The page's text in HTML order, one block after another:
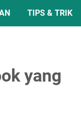
TIPS & TRIK
yang